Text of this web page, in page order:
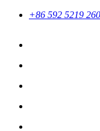
+86 592 5219 260